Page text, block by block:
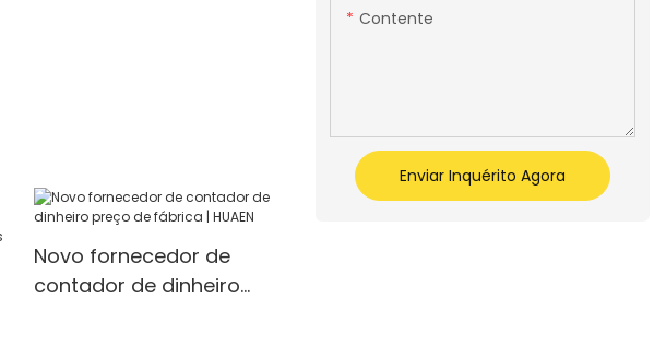
Novo fornecedor de
contador de dinheiro
Contente
Enviar Inquérito Agora